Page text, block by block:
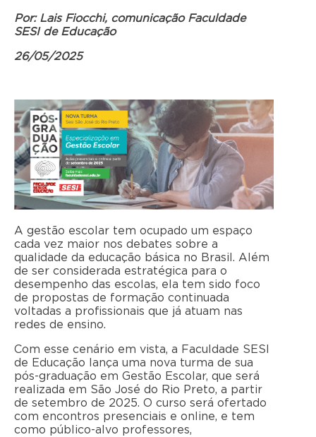
Por: Lais Fiocchi, comunicação Faculdade
SESI de Educação
26/05/2025
A gestão escolar tem ocupado um espaço
cada vez maior nos debates sobre a
qualidade da educação básica no Brasil. Além
de ser considerada estratégica para o
desempenho das escolas, ela tem sido foco
de propostas de formação continuada
voltadas a profissionais que já atuam nas
redes de ensino.
Com esse cenário em vista, a Faculdade SESI
de Educação lança uma nova turma de sua
pós-graduação em Gestão Escolar, que será
realizada em São José do Rio Preto, a partir
de setembro de 2025. O curso será ofertado
com encontros presenciais e online, e tem
como público-alvo professores,